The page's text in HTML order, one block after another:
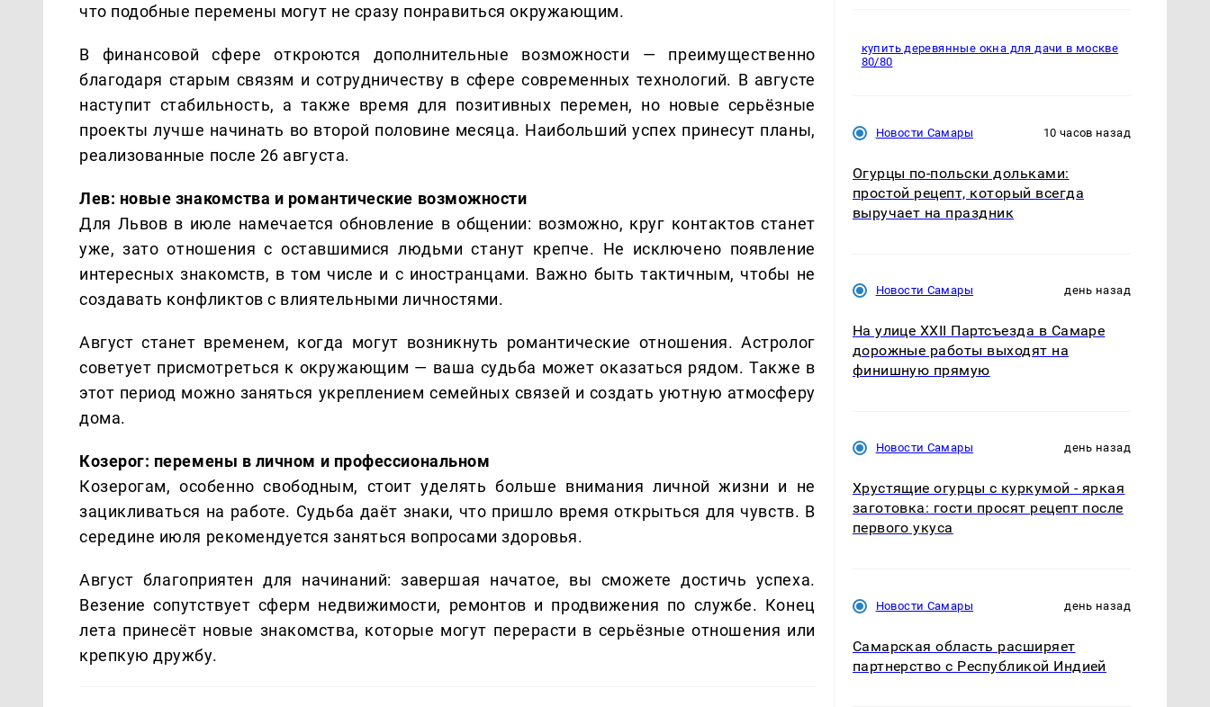
что подобные перемены могут не сразу понравиться окружающим.
В финансовой сфере откроются дополнительные возможности — преимущественно
благодаря старым связям и сотрудничеству в сфере современных технологий. В августе
наступит стабильность, а также время для позитивных перемен, но новые серьёзные
проекты лучше начинать во второй половине месяца. Наибольший успех принесут планы,
реализованные после 26 августа.
Лев: новые знакомства и романтические возможности
Для Львов в июле намечается обновление в общении: возможно, круг контактов станет
уже, зато отношения с оставшимися людьми станут крепче. Не исключено появление
интересных знакомств, в том числе и с иностранцами. Важно быть тактичным, чтобы не
создавать конфликтов с влиятельными личностями.
Август станет временем, когда могут возникнуть романтические отношения. Астролог
советует присмотреться к окружающим — ваша судьба может оказаться рядом. Также в
этот период можно заняться укреплением семейных связей и создать уютную атмосферу
дома.
Козерог: перемены в личном и профессиональном
Козерогам, особенно свободным, стоит уделять больше внимания личной жизни и не
зацикливаться на работе. Судьба даёт знаки, что пришло время открыться для чувств. В
середине июля рекомендуется заняться вопросами здоровья.
Август благоприятен для начинаний: завершая начатое, вы сможете достичь успеха.
Везение сопутствует сферм недвижимости, ремонтов и продвижения по службе. Конец
лета принесёт новые знакомства, которые могут перерасти в серьёзные отношения или
крепкую дружбу.
купить деревянные окна для дачи в москве
80/80
Новости Самары 10 часов назад
Огурцы по‑польски дольками:
простой рецепт, который всегда
выручает на праздник
Новости Самары день назад
На улице XXII Партсъезда в Самаре
дорожные работы выходят на
финишную прямую
Новости Самары день назад
Хрустящие огурцы с куркумой - яркая
заготовка: гости просят рецепт после
первого укуса
Новости Самары день назад
Самарская область расширяет
партнерство с Республикой Индией